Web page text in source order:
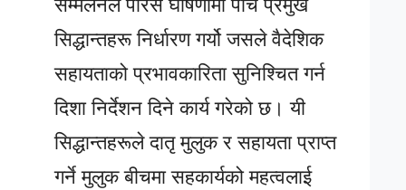
सम्मेलनले पेरिस घोषणामा पाँच प्रमुख
सिद्धान्तहरू निर्धारण गर्यो जसले वैदेशिक
सहायताको प्रभावकारिता सुनिश्चित गर्न
दिशा निर्देशन दिने कार्य गरेको छ। यी
सिद्धान्तहरूले दातृ मुलुक र सहायता प्राप्त
गर्ने मुलुक बीचमा सहकार्यको महत्वलाई